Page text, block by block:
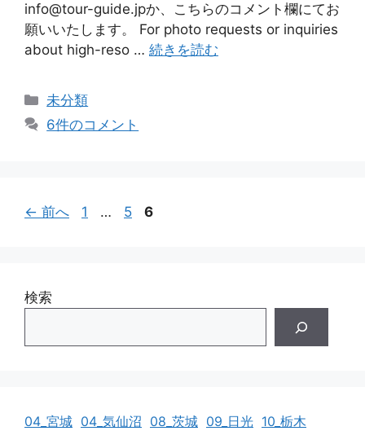
info@tour-guide.jpか、こちらのコメント欄にてお
願いいたします。 For photo requests or inquiries
about high-reso … 続きを読む
カ
テ
未分類
6件のコメント
← 前へ
ペ
1 …
ペ
5
ペ
6
検索
04_宮城 04_気仙沼 08_茨城 09_日光 10_栃木